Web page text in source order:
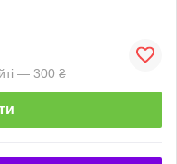
— 300 ₴